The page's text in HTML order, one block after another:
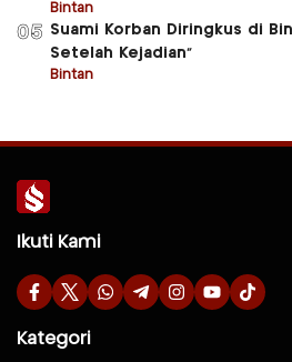
Bintan
05 Suami Korban Diringkus di
Setelah Kejadian”
Bintan
Ikuti Kami
Kategori